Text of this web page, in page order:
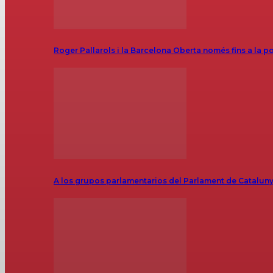
Roger Pallarols i la Barcelona Oberta només fins a la
A los grupos parlamentarios del Parlament de